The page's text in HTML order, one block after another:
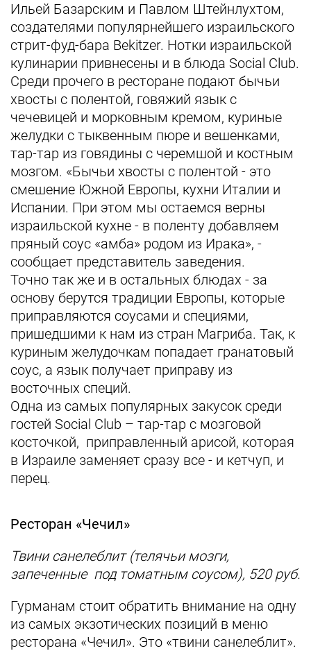
Ильей Базарским и Павлом Штейнлухтом,
создателями популярнейшего израильского
стрит-фуд-бара Bekitzer. Нотки израильской
кулинарии привнесены и в блюда Social Club.
Среди прочего в ресторане подают бычьи
хвосты с полентой, говяжий язык с
чечевицей и морковным кремом, куриные
желудки с тыквенным пюре и вешенками,
тар-тар из говядины с черемшой и костным
мозгом. «Бычьи хвосты с полентой - это
смешение Южной Европы, кухни Италии и
Испании. При этом мы остаемся верны
израильской кухне - в поленту добавляем
пряный соус «амба» родом из Ирака», -
сообщает представитель заведения.
Точно так же и в остальных блюдах - за
основу берутся традиции Европы, которые
приправляются соусами и специями,
пришедшими к нам из стран Магриба. Так, к
куриным желудочкам попадает гранатовый
соус, а язык получает приправу из
восточных специй.
Одна из самых популярных закусок среди
гостей Social Club – тар-тар с мозговой
косточкой, приправленный арисой, которая
в Израиле заменяет сразу все - и кетчуп, и
перец.
Ресторан «Чечил»
Твини санелеблит (телячьи мозги,
запеченные под томатным соусом), 520 руб.
Гурманам стоит обратить внимание на одну
из самых экзотических позиций в меню
ресторана «Чечил». Это «твини санелеблит».